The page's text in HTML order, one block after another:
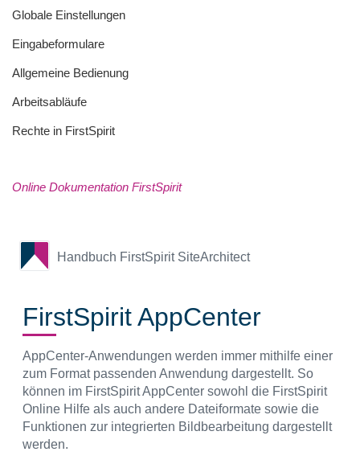
Globale Einstellungen
Eingabeformulare
Allgemeine Bedienung
Arbeitsabläufe
Rechte in FirstSpirit
Online Dokumentation FirstSpirit
Handbuch FirstSpirit SiteArchitect
FirstSpirit AppCenter
AppCenter-Anwendungen werden immer mithilfe einer
zum Format passenden Anwendung dargestellt. So
können im FirstSpirit AppCenter sowohl die FirstSpirit
Online Hilfe als auch andere Dateiformate sowie die
Funktionen zur integrierten Bildbearbeitung dargestellt
werden.